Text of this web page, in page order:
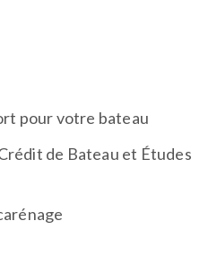
pour votre bateau
de Bateau et Études